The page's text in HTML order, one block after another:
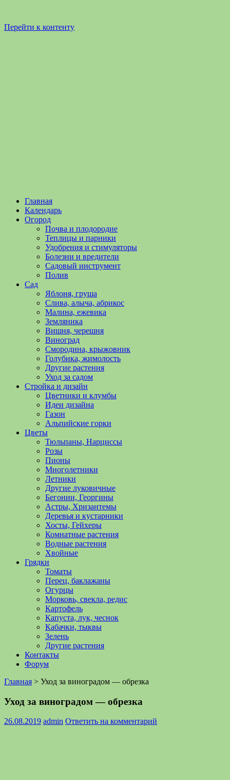
Перейти к контенту
Садоводство
Огородничество
Садоводство
огородничество
полезные
уходу
овощами,
растениями
Поможем
обустройстве
выращивании
Главная
Календарь
Огород
Почва и плодородие
Теплицы и парники
Удобрения и стимуляторы
Болезни и вредители
Садовый инструмент
Полив
Сад
Яблоня, груша
Слива, алыча, абрикос
Малина, ежевика
Земляника
Вишня, черешня
Виноград
Смородина, крыжовник
Голубика, жимолость
Другие растения
Уход за садом
Стройка и дизайн
Цветники и клумбы
Идеи дизайна
Газон
Альпийские горки
Цветы
Тюльпаны, Нарциссы
Розы
Пионы
Многолетники
Летники
Другие луковичные
Бегонии, Георгины
Астры, Хризантемы
Деревья и кустарники
Хосты, Гейхеры
Комнатные растения
Водные растения
Хвойные
Грядки
Томаты
Перец, баклажаны
Огурцы
Морковь, свекла, редис
Картофель
Капуста, лук, чеснок
Кабачки, тыквы
Зелень
Другие растения
Контакты
Форум
Главная > Уход за виноградом — обрезка
Уход за виноградом — обрезка
26.08.2019 admin Ответить на комментарий